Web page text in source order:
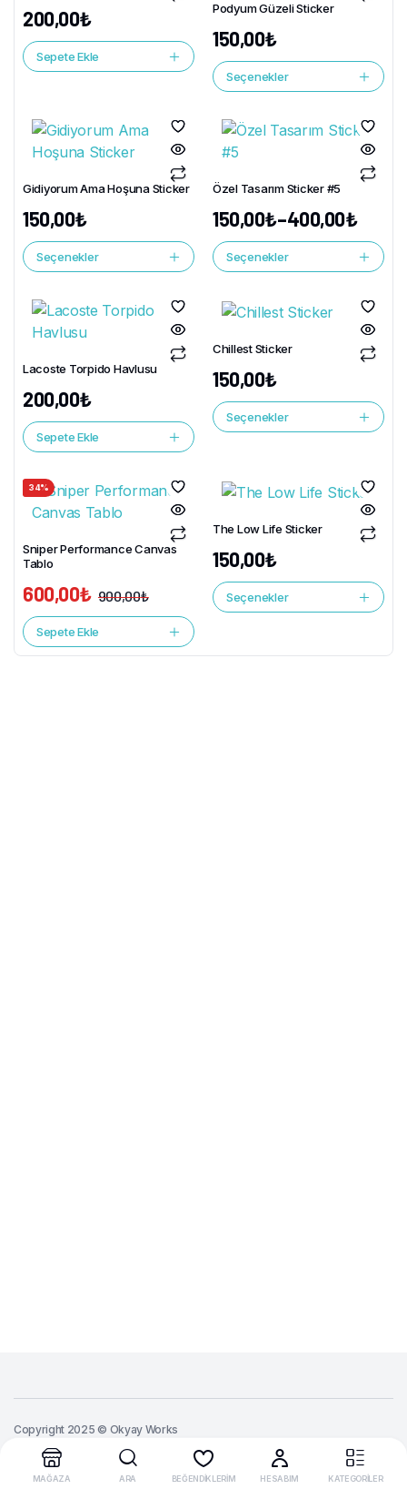
200,00₺
Sepete Ekle
Podyum Güzeli Sticker
150,00₺
Seçenekler
Gidiyorum Ama Hoşuna Sticker
150,00₺
Seçenekler
Özel Tasarım Sticker #5
150,00₺–400,00₺
Seçenekler
Lacoste Torpido Havlusu
200,00₺
Sepete Ekle
Chillest Sticker
150,00₺
Seçenekler
34%
Sniper Performance Canvas
Tablo
900,00₺
600,00₺
Sepete Ekle
The Low Life Sticker
150,00₺
Seçenekler
Copyright 2025 © Okyay Works
MAĞAZA ARA BEĞENDİKLERİM HESABIM KATEGORİLER